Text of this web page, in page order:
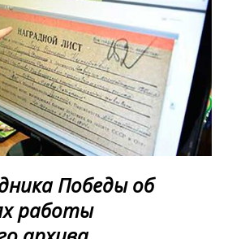
Победы об
работы